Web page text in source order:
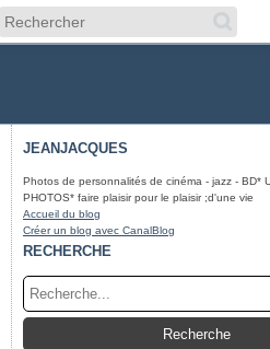
JEANJACQUES
Photos de personnalités de cinéma - jazz - BD*
PHOTOS* faire plaisir pour le plaisir ;d'une vie
Accueil du blog
Créer un blog avec CanalBlog
RECHERCHE